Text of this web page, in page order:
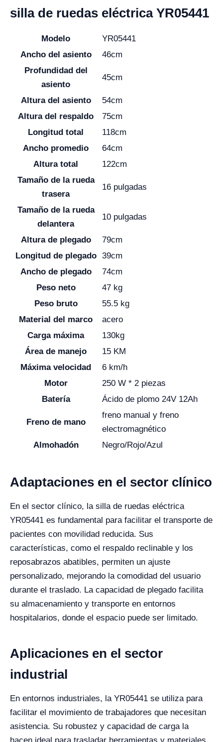
silla de ruedas eléctrica YR05441
Modelo
YR05441
Ancho del asiento
46cm
Profundidad del
asiento
45cm
Altura del asiento
54cm
Altura del respaldo
75cm
Longitud total
118cm
Ancho promedio
64cm
Altura total
122cm
Tamaño de la rueda
trasera
16 pulgadas
Tamaño de la rueda
delantera
10 pulgadas
Altura de plegado
79cm
Longitud de plegado
39cm
Ancho de plegado
74cm
Peso neto
47 kg
Peso bruto
55.5 kg
Material del marco
acero
Carga máxima
130kg
Área de manejo
15 KM
Máxima velocidad
6 km/h
Motor
250 W * 2 piezas
Batería
Ácido de plomo 24V 12Ah
Freno de mano
freno manual y freno
electromagnético
Almohadón
Negro/Rojo/Azul
Adaptaciones en el sector clínico
En el sector clínico, la silla de ruedas eléctrica
YR05441 es fundamental para facilitar el transporte de
pacientes con movilidad reducida. Sus
características, como el respaldo reclinable y los
reposabrazos abatibles, permiten un ajuste
personalizado, mejorando la comodidad del usuario
durante el traslado. La capacidad de plegado facilita
su almacenamiento y transporte en entornos
hospitalarios, donde el espacio puede ser limitado.
Aplicaciones en el sector
industrial
En entornos industriales, la YR05441 se utiliza para
facilitar el movimiento de trabajadores que necesitan
asistencia. Su robustez y capacidad de carga la
hacen ideal para trasladar herramientas y materiales